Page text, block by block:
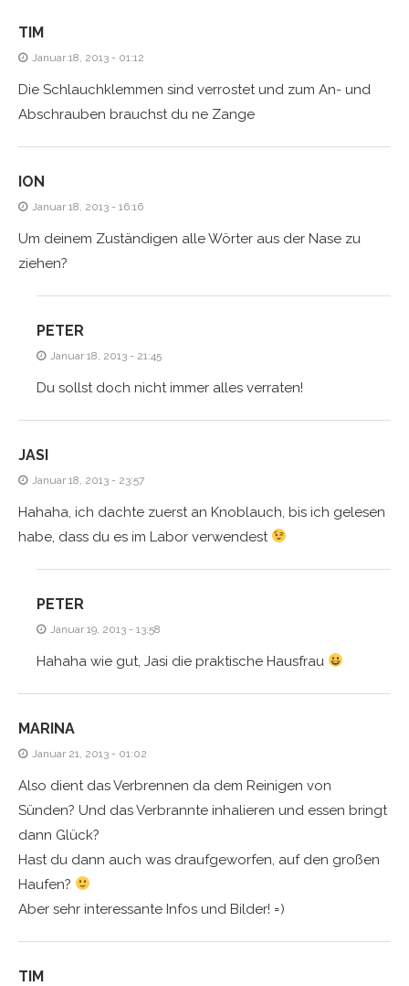
TIM
Januar 18, 2013 - 01:12
Die Schlauchklemmen sind verrostet und zum An- und
Abschrauben brauchst du ne Zange
ION
Januar 18, 2013 - 16:16
Um deinem Zuständigen alle Wörter aus der Nase zu
ziehen?
PETER
Januar 18, 2013 - 21:45
Du sollst doch nicht immer alles verraten!
JASI
Januar 18, 2013 - 23:57
Hahaha, ich dachte zuerst an Knoblauch, bis ich gelesen
habe, dass du es im Labor verwendest
PETER
Januar 19, 2013 - 13:58
Hahaha wie gut, Jasi die praktische Hausfrau
MARINA
Januar 21, 2013 - 01:02
Also dient das Verbrennen da dem Reinigen von
Sünden? Und das Verbrannte inhalieren und essen bringt
dann Glück?
Hast du dann auch was draufgeworfen, auf den großen
Haufen?
Aber sehr interessante Infos und Bilder! =)
TIM